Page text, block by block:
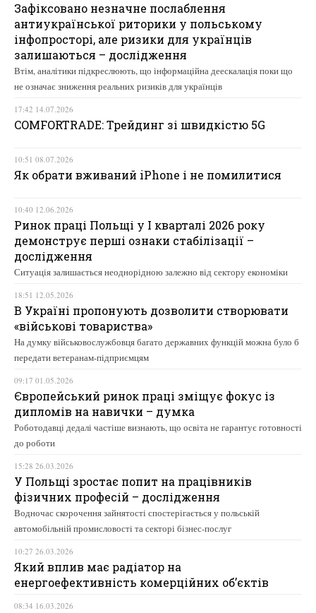
Зафіксовано незначне послаблення
антиукраїнської риторики у польському
інфопросторі, але ризики для українців
залишаються – дослідження
Втім, аналітики підкреслюють, що інформаційна деескалація поки що
не означає зниження реальних ризиків для українців
17:42 14.07.2026
COMFORTRADE: Трейдинг зі швидкістю 5G
10:51 08.07.2026
Як обрати вживаний iPhone і не помилитися
10:40 12.06.2026
Ринок праці Польщі у І кварталі 2026 року
демонструє перші ознаки стабілізації –
дослідження
Ситуація залишається неоднорідною залежно від сектору економіки
18:51 12.05.2026
В Україні пропонують дозволити створювати
«військові товариства»
На думку військовослужбовця багато державних функцій можна було б
передати ветеранам-підприємцям
09:17 01.05.2026
Європейський ринок праці зміщує фокус із
дипломів на навички – думка
Роботодавці дедалі частіше визнають, що освіта не гарантує готовності
до роботи
15:28 26.03.2026
У Польщі зростає попит на працівників
фізичних професій – дослідження
Водночас скорочення зайнятості спостерігається у польській
автомобільній промисловості та секторі бізнес-послуг
10:27 26.03.2026
Який вплив має радіатор на
енергоефективність комерційних об’єктів
08:34 16.03.2026